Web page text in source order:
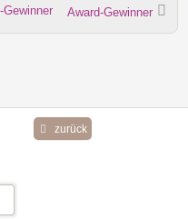
Award-Gewinner
zurück